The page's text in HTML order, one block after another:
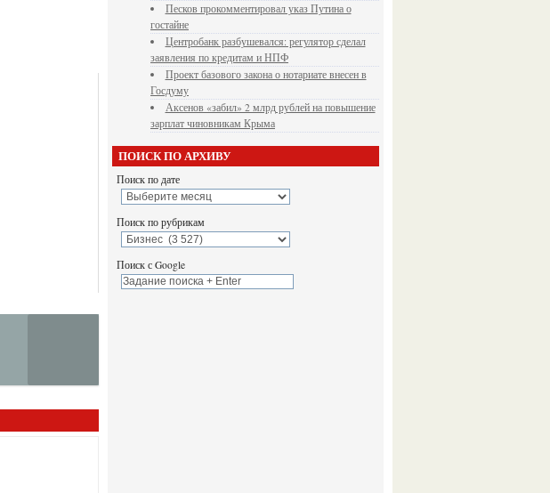
Песков прокомментировал указ Путина о
гостайне
Центробанк разбушевался: регулятор сделал
заявления по кредитам и НПФ
Проект базового закона о нотариате внесен в
Госдуму
Аксенов «забил» 2 млрд рублей на повышение
зарплат чиновникам Крыма
ПОИСК ПО АРХИВУ
Поиск по дате
Поиск по рубрикам
Поиск с Google